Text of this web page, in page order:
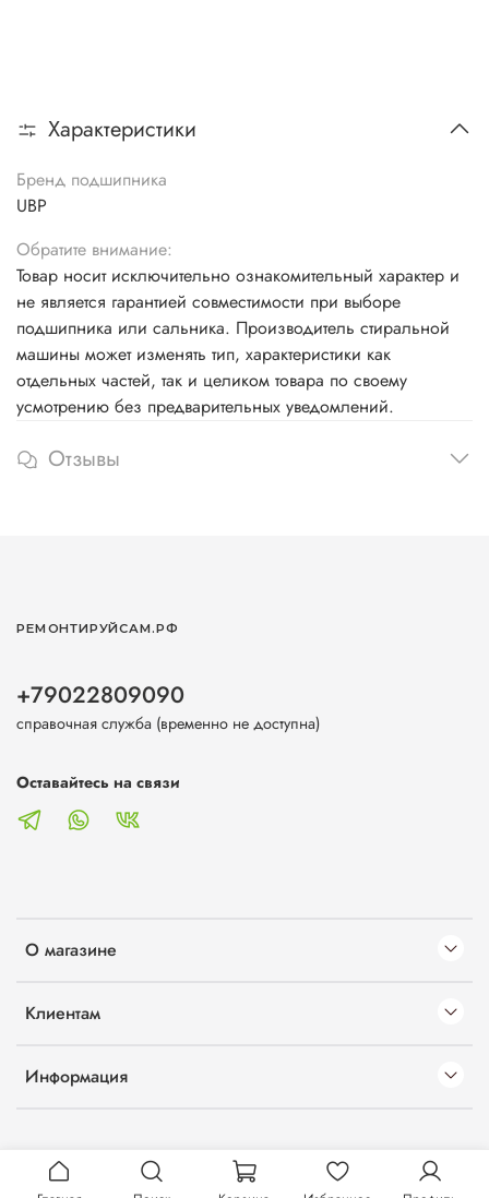
Характеристики
Бренд подшипника
UBP
Обратите внимание:
Товар носит исключительно ознакомительный характер и
не является гарантией совместимости при выборе
подшипника или сальника. Производитель стиральной
машины может изменять тип, характеристики как
отдельных частей, так и целиком товара по своему
усмотрению без предварительных уведомлений.
Отзывы
О магазине
Клиентам
Информация
РЕМОНТИРУЙСАМ.РФ
+79022809090
справочная служба (временно не доступна)
Оставайтесь на связи